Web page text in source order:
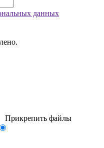
данных
Прикрепить файлы